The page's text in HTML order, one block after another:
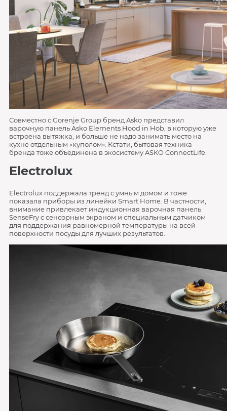
Совместно с Gorenje Group бренд Asko представил
варочную панель Asko Elements Hood in Hob, в которую уже
встроена вытяжка, и больше не надо занимать место на
кухне отдельным «куполом». Кстати, бытовая техника
бренда тоже объединена в экосистему ASKO ConnectLife.
Electrolux
Electrolux поддержала тренд с умным домом и тоже
показала приборы из линейки Smart Home. В частности,
внимание привлекает индукционная варочная панель
SenseFry с сенсорным экраном и специальным датчиком
для поддержания равномерной температуры на всей
поверхности посуды для лучших результатов.